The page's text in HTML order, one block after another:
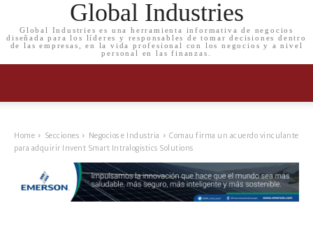
Global Industries
Global Industries es una herramienta informativa de negocios
diseñada para los líderes y responsables de tomar decisiones dentro
de las empresas, en la vida profesional con los negocios y a nivel
personal en las finanzas.
Home Secciones Negocios e Industria
Comau firma un acuerdo vinculante
para adquirir Invent Smart Intralogistics Solutions